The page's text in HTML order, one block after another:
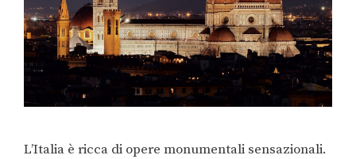
L’Italia è ricca di opere monumentali sensazionali.